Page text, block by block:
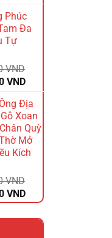
VND.
hiện
tại
là:
Phúc
Đa
Tự
VND
VND.
VNDGiá
hiện
tại
là:
1.872.000 VND.
Địa
Xoan
Quỳ
Mở
Kích
VND
VNDGiá
hiện
tại